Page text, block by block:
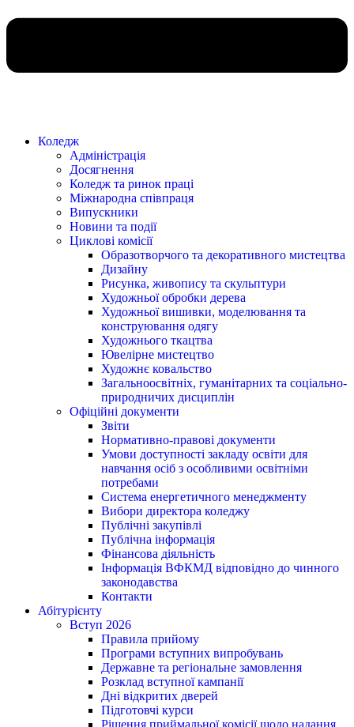
Коледж
Адміністрація
Досягнення
Коледж та ринок праці
Міжнародна співпраця
Випускники
Новини та події
Циклові комісії
Образотворчого та декоративного мистецтва
Дизайну
Рисунка, живопису та скульптури
Художньої обробки дерева
Художньої вишивки, моделювання та
конструювання одягу
Художнього ткацтва
Ювелірне мистецтво
Художнє ковальство
Загальноосвітніх, гуманітарних та соціально-
природничих дисциплін
Офіційні документи
Звіти
Нормативно-правові документи
Умови доступності закладу освіти для
навчання осіб з особливими освітніми
потребами
Система енергетичного менеджменту
Вибори директора коледжу
Публічні закупівлі
Публічна інформація
Фінансова діяльність
Інформація ВФКМД відповідно до чинного
законодавства
Контакти
Абітурієнту
Вступ 2026
Правила прийому
Програми вступних випробувань
Державне та регіональне замовлення
Розклад вступної кампанії
Дні відкритих дверей
Підготовчі курси
Рішення приймальної комісії щодо надання